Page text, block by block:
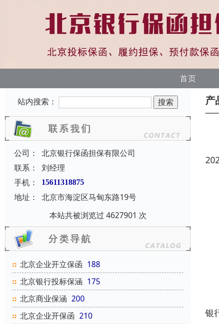
首页
站内搜索：
公司：
北京银行保函担保有限公司
联系：
刘经理
手机：
15611318875
地址：
北京市海淀区马甸东路19号
本站共被浏览过 4627901 次
北京企业开立保函 188
北京银行投标保涵 175
北京商业保涵 200
北京企业开保函 210
产
银